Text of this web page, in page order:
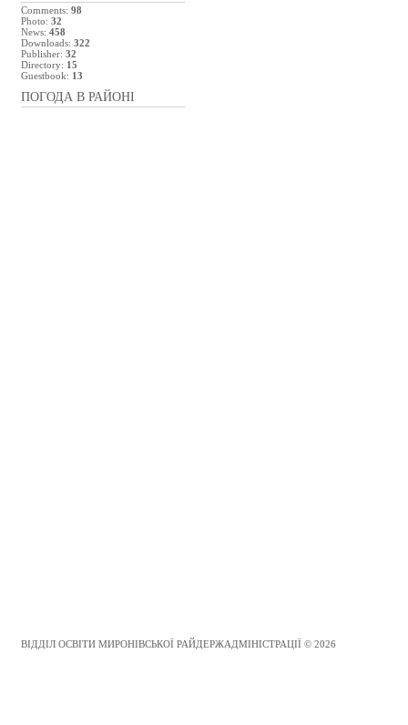
Comments: 98
Photo: 32
News: 458
Downloads: 322
Publisher: 32
Directory: 15
Guestbook: 13
ПОГОДА В РАЙОНІ
ВІДДІЛ ОСВІТИ МИРОНІВСЬКОЇ РАЙДЕРЖАДМІНІСТРАЦІЇ © 2026